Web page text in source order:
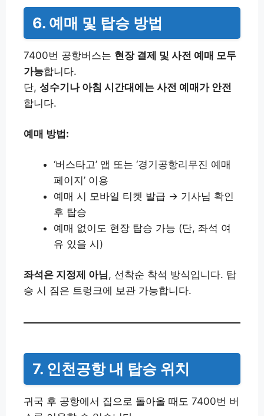
6. 예매 및 탑승 방법
7400번 공항버스는 현장 결제 및 사전 예매 모두
가능합니다.
단, 성수기나 아침 시간대에는 사전 예매가 안전
합니다.
예매 방법:
‘버스타고’ 앱 또는 ‘경기공항리무진 예매
페이지’ 이용
예매 시 모바일 티켓 발급 → 기사님 확인
후 탑승
예매 없이도 현장 탑승 가능 (단, 좌석 여
유 있을 시)
좌석은 지정제 아님, 선착순 착석 방식입니다. 탑
승 시 짐은 트렁크에 보관 가능합니다.
7. 인천공항 내 탑승 위치
귀국 후 공항에서 집으로 돌아올 때도 7400번 버